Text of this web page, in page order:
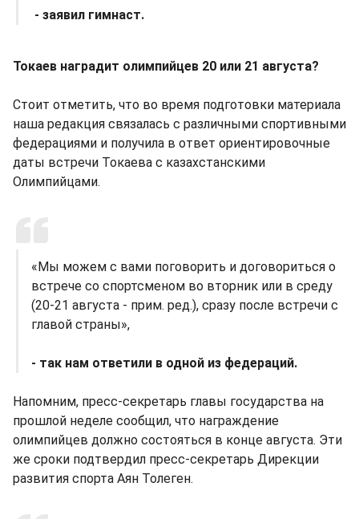
- заявил гимнаст.
Токаев наградит олимпийцев 20 или 21 августа?
Стоит отметить, что во время подготовки материала
наша редакция связалась с различными спортивными
федерациями и получила в ответ ориентировочные
даты встречи Токаева с казахстанскими
Олимпийцами.
«Мы можем с вами поговорить и договориться о
встрече со спортсменом во вторник или в среду
(20-21 августа - прим. ред.), сразу после встречи с
главой страны»,
- так нам ответили в одной из федераций.
Напомним, пресс-секретарь главы государства на
прошлой неделе сообщил, что награждение
олимпийцев должно состояться в конце августа. Эти
же сроки подтвердил пресс-секретарь Дирекции
развития спорта Аян Толеген.